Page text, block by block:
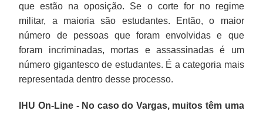
que estão na oposição. Se o corte for no regime
militar, a maioria são estudantes. Então, o maior
número de pessoas que foram envolvidas e que
foram incriminadas, mortas e assassinadas é um
número gigantesco de estudantes. É a categoria mais
representada dentro desse processo.
IHU On-Line - No caso do Vargas, muitos têm uma